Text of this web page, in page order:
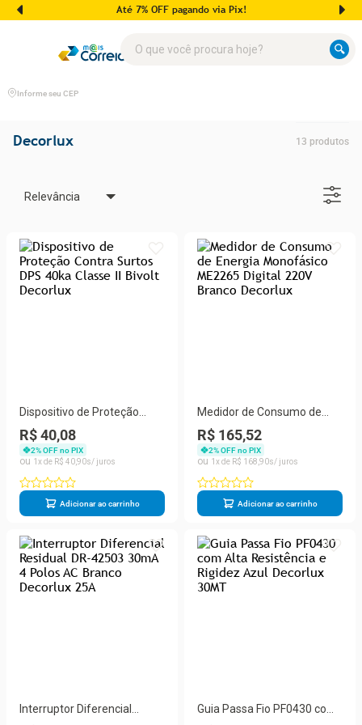
Até 7% OFF pagando via Pix!
Informe seu CEP
Decorlux 13 produtos
Relevância
Dispositivo de Proteção
Contra Surtos DPS 40ka
Classe II Bivolt Decorlux
R$ 40,08
2% OFF no PIX
1
R$ 4090
Adicionar ao carrinho
Medidor de Consumo de
Energia Monofásico
ME2265 Digital 220V Branco
Decorlux
R$ 165,52
2% OFF no PIX
1
R$ 168 90
Adicionar ao carrinho
Interruptor Diferencial
Guia Passa Fio PF0430 com